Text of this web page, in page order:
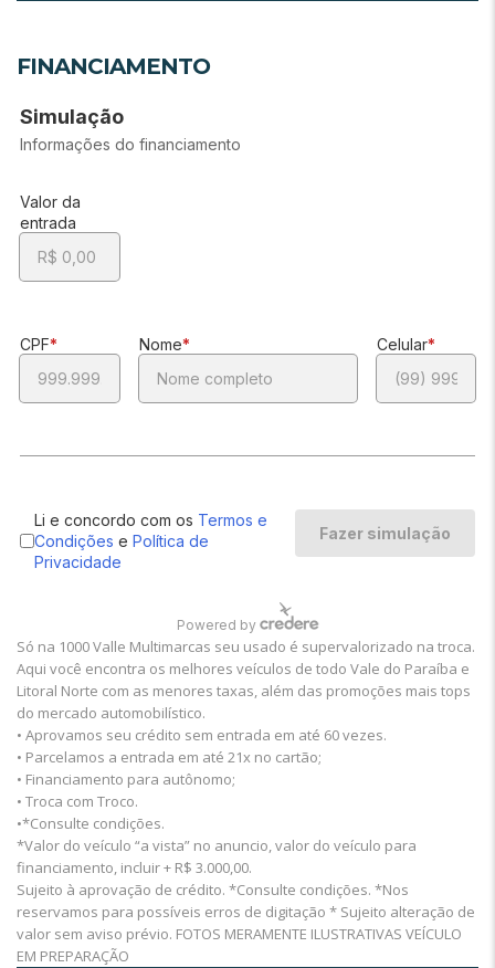
FINANCIAMENTO
Só na 1000 Valle Multimarcas seu usado é supervalorizado na troca.
Aqui você encontra os melhores veículos de todo Vale do Paraíba e
Litoral Norte com as menores taxas, além das promoções mais tops
do mercado automobilístico.
• Aprovamos seu crédito sem entrada em até 60 vezes.
• Parcelamos a entrada em até 21x no cartão;
• Financiamento para autônomo;
• Troca com Troco.
•*Consulte condições.
*Valor do veículo “a vista” no anuncio, valor do veículo para
financiamento, incluir + R$ 3.000,00.
Sujeito à aprovação de crédito. *Consulte condições. *Nos
reservamos para possíveis erros de digitação * Sujeito alteração de
valor sem aviso prévio. FOTOS MERAMENTE ILUSTRATIVAS VEÍCULO
EM PREPARAÇÃO